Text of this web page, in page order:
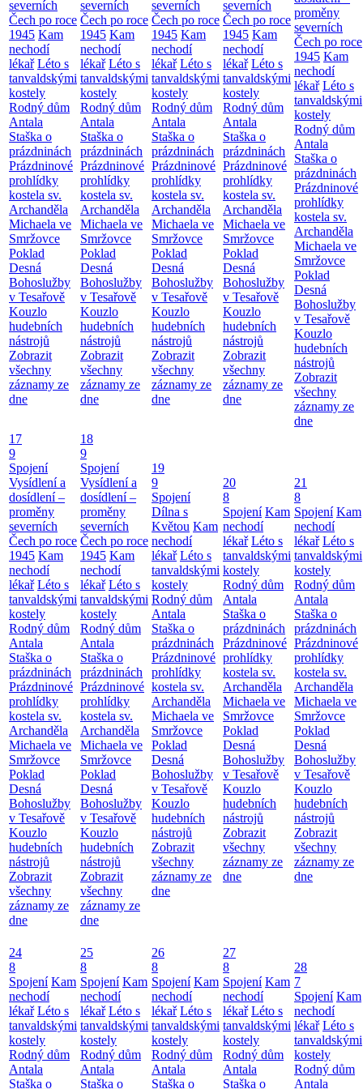
severních
Čech po roce
1945 Kam
nechodí
lékař Léto s
tanvaldskými
kostely
Rodný dům
Antala
Staška o
prázdninách
Prázdninové
prohlídky
kostela sv.
Archanděla
Michaela ve
Smržovce
Poklad
Desná
Bohoslužby
v Tesařově
Kouzlo
hudebních
nástrojů
Zobrazit
všechny
záznamy ze
dne
severních
Čech po roce
1945 Kam
nechodí
lékař Léto s
tanvaldskými
kostely
Rodný dům
Antala
Staška o
prázdninách
Prázdninové
prohlídky
kostela sv.
Archanděla
Michaela ve
Smržovce
Poklad
Desná
Bohoslužby
v Tesařově
Kouzlo
hudebních
nástrojů
Zobrazit
všechny
záznamy ze
dne
severních
Čech po roce
1945 Kam
nechodí
lékař Léto s
tanvaldskými
kostely
Rodný dům
Antala
Staška o
prázdninách
Prázdninové
prohlídky
kostela sv.
Archanděla
Michaela ve
Smržovce
Poklad
Desná
Bohoslužby
v Tesařově
Kouzlo
hudebních
nástrojů
Zobrazit
všechny
záznamy ze
dne
severních
Čech po roce
1945 Kam
nechodí
lékař Léto s
tanvaldskými
kostely
Rodný dům
Antala
Staška o
prázdninách
Prázdninové
prohlídky
kostela sv.
Archanděla
Michaela ve
Smržovce
Poklad
Desná
Bohoslužby
v Tesařově
Kouzlo
hudebních
nástrojů
Zobrazit
všechny
záznamy ze
dne
proměny
severních
Čech po roce
1945 Kam
nechodí
lékař Léto s
tanvaldskými
kostely
Rodný dům
Antala
Staška o
prázdninách
Prázdninové
prohlídky
kostela sv.
Archanděla
Michaela ve
Smržovce
Poklad
Desná
Bohoslužby
v Tesařově
Kouzlo
hudebních
nástrojů
Zobrazit
všechny
záznamy ze
dne
17
9
Spojení
Vysídlení a
dosídlení –
proměny
severních
Čech po roce
1945 Kam
nechodí
lékař Léto s
tanvaldskými
kostely
Rodný dům
Antala
Staška o
prázdninách
Prázdninové
prohlídky
kostela sv.
Archanděla
Michaela ve
Smržovce
Poklad
Desná
Bohoslužby
v Tesařově
Kouzlo
hudebních
nástrojů
Zobrazit
všechny
záznamy ze
dne
18
9
Spojení
Vysídlení a
dosídlení –
proměny
severních
Čech po roce
1945 Kam
nechodí
lékař Léto s
tanvaldskými
kostely
Rodný dům
Antala
Staška o
prázdninách
Prázdninové
prohlídky
kostela sv.
Archanděla
Michaela ve
Smržovce
Poklad
Desná
Bohoslužby
v Tesařově
Kouzlo
hudebních
nástrojů
Zobrazit
všechny
záznamy ze
dne
19
9
Spojení
Dílna s
Květou Kam
nechodí
lékař Léto s
tanvaldskými
kostely
Rodný dům
Antala
Staška o
prázdninách
Prázdninové
prohlídky
kostela sv.
Archanděla
Michaela ve
Smržovce
Poklad
Desná
Bohoslužby
v Tesařově
Kouzlo
hudebních
nástrojů
Zobrazit
všechny
záznamy ze
dne
20
8
Spojení Kam
nechodí
lékař Léto s
tanvaldskými
kostely
Rodný dům
Antala
Staška o
prázdninách
Prázdninové
prohlídky
kostela sv.
Archanděla
Michaela ve
Smržovce
Poklad
Desná
Bohoslužby
v Tesařově
Kouzlo
hudebních
nástrojů
Zobrazit
všechny
záznamy ze
dne
21
8
Spojení Kam
nechodí
lékař Léto s
tanvaldskými
kostely
Rodný dům
Antala
Staška o
prázdninách
Prázdninové
prohlídky
kostela sv.
Archanděla
Michaela ve
Smržovce
Poklad
Desná
Bohoslužby
v Tesařově
Kouzlo
hudebních
nástrojů
Zobrazit
všechny
záznamy ze
dne
24
8
Spojení Kam
nechodí
lékař Léto s
tanvaldskými
kostely
Rodný dům
Antala
Staška o
25
8
Spojení Kam
nechodí
lékař Léto s
tanvaldskými
kostely
Rodný dům
Antala
Staška o
26
8
Spojení Kam
nechodí
lékař Léto s
tanvaldskými
kostely
Rodný dům
Antala
Staška o
27
8
Spojení Kam
nechodí
lékař Léto s
tanvaldskými
kostely
Rodný dům
Antala
Staška o
28
7
Spojení Kam
nechodí
lékař Léto s
tanvaldskými
kostely
Rodný dům
Antala